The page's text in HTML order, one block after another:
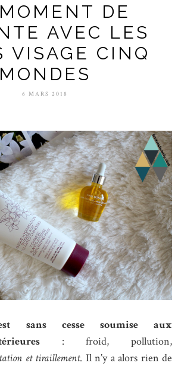
DE
AVEC LES
VISAGE CINQ
MONDES
6 MARS 2018
sans cesse soumise aux
: froid, pollution,
et tiraillement. Il n’y a alors rien de